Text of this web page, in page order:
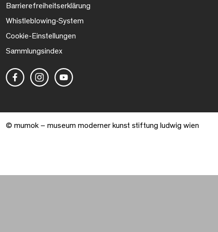
Barrierefreiheitserklärung
Whistleblowing-System
Cookie-Einstellungen
Sammlungsindex
© mumok – museum moderner kunst stiftung ludwig wien